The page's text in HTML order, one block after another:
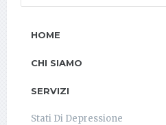
HOME
CHI SIAMO
SERVIZI
Stati Di Depressione